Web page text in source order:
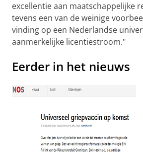
excellentie aan maatschappelijke
tevens een van de weinige
vinding op een Nederlandse
aanmerkelijke licentiestroom."
Eerder in het nieuws